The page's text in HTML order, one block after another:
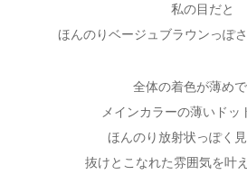
私の目だと
ほんのりベージュブラウンっぽ
全体の着色が薄め
メインカラーの薄いドッ
ほんのり放射状っぽく
抜けとこなれた雰囲気を叶